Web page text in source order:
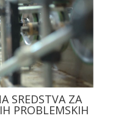
SREDSTVA ZA
PROBLEMSKIH